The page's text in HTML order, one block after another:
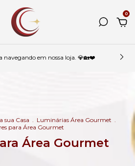
0
navegando em nossa loja. 💎🏡❤️
sua Casa Luminárias Área Gourmet
para Área Gourmet
Área Gourmet